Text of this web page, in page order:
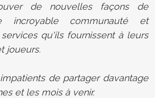
de nouvelles façons de
incroyable communauté et
qu'ils fournissent à leurs
joueurs.
de partager davantage
et les mois à venir.